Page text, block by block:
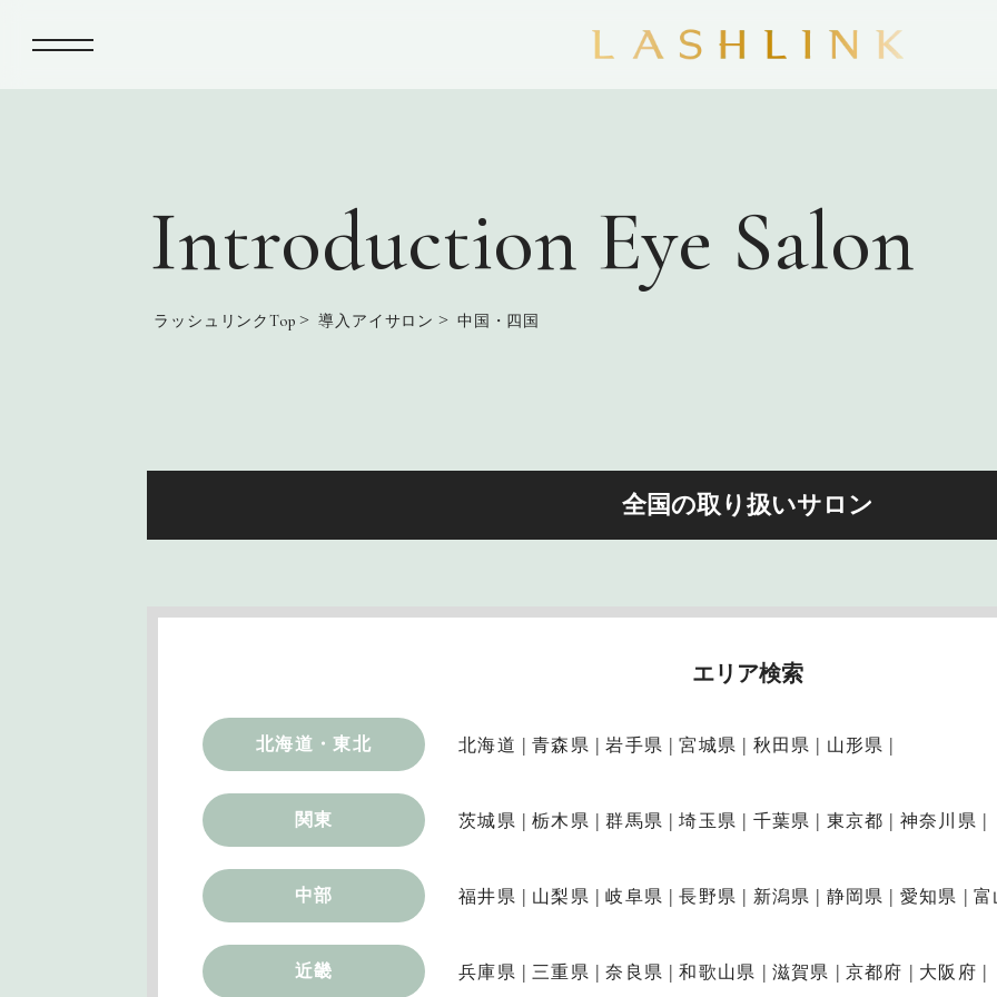
Introduction Eye Salon
ラッシュリンクTop > 導入アイサロン > 中国・四国
全国の取り扱いサロン
エリア検索
北海道・東北 北海道 青森県 岩手県 宮城県 秋田県 山形県
関東 茨城県 栃木県 群馬県 埼玉県 千葉県 東京都 神奈川県
中部 福井県 山梨県 岐阜県 長野県 新潟県 静岡県 愛知県 富
近畿 兵庫県 三重県 奈良県 和歌山県 滋賀県 京都府 大阪府